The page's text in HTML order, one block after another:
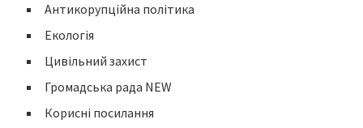
Антикорупційна політика
Екологія
Цивільний захист
Громадська рада NEW
Корисні посилання